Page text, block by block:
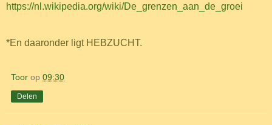
https://nl.wikipedia.org/wiki/De_grenzen_aan_de_groei
*En daaronder ligt HEBZUCHT.
Toor op 09:30
Delen